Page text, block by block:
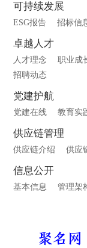
可持续发展
ESG报告 招标信
卓越人才
人才理念 职业成
招聘动态
党建护航
党建在线 教育实
供应链管理
供应链介绍 供应
信息公开
基本信息 管理架